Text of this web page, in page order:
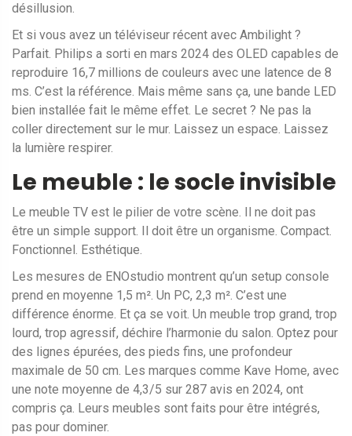
désillusion.
Et si vous avez un téléviseur récent avec Ambilight ?
Parfait. Philips a sorti en mars 2024 des OLED capables de
reproduire 16,7 millions de couleurs avec une latence de 8
ms. C’est la référence. Mais même sans ça, une bande LED
bien installée fait le même effet. Le secret ? Ne pas la
coller directement sur le mur. Laissez un espace. Laissez
la lumière respirer.
Le meuble : le socle invisible
Le meuble TV est le pilier de votre scène. Il ne doit pas
être un simple support. Il doit être un organisme. Compact.
Fonctionnel. Esthétique.
Les mesures de ENOstudio montrent qu’un setup console
prend en moyenne 1,5 m². Un PC, 2,3 m². C’est une
différence énorme. Et ça se voit. Un meuble trop grand, trop
lourd, trop agressif, déchire l’harmonie du salon. Optez pour
des lignes épurées, des pieds fins, une profondeur
maximale de 50 cm. Les marques comme Kave Home, avec
une note moyenne de 4,3/5 sur 287 avis en 2024, ont
compris ça. Leurs meubles sont faits pour être intégrés,
pas pour dominer.